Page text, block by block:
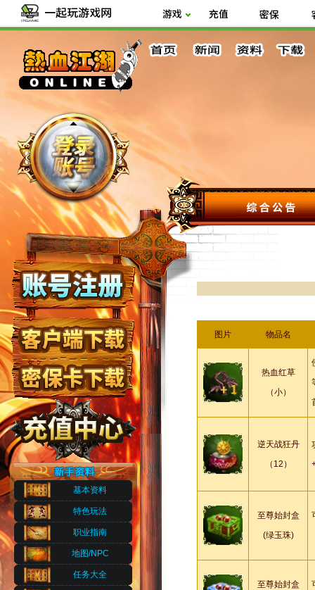
基本资料
特色玩法
职业指南
地图/NPC
任务大全
图片 物品名
热血红草
（小）
逆天战狂丹
（12）
至尊始封盒
(绿玉珠)
至尊始封盒